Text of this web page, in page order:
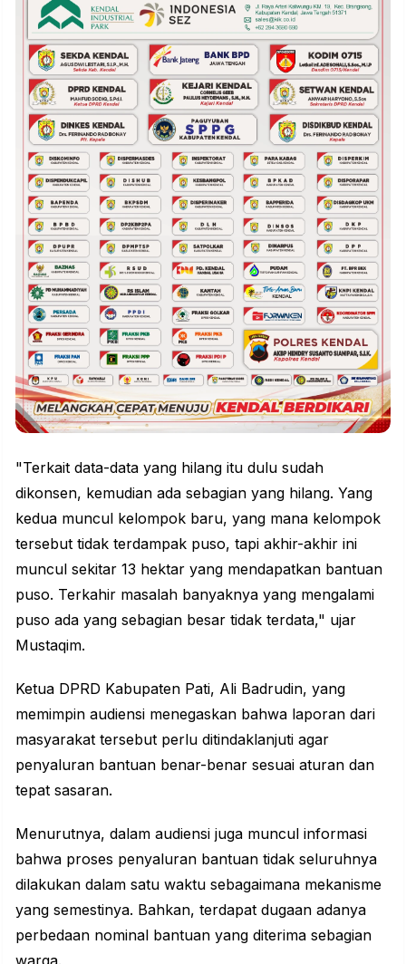
"Terkait data-data yang hilang itu dulu sudah
dikonsen, kemudian ada sebagian yang hilang. Yang
kedua muncul kelompok baru, yang mana kelompok
tersebut tidak terdampak puso, tapi akhir-akhir ini
muncul sekitar 13 hektar yang mendapatkan bantuan
puso. Terkahir masalah banyaknya yang mengalami
puso ada yang sebagian besar tidak terdata," ujar
Mustaqim.
Ketua DPRD Kabupaten Pati, Ali Badrudin, yang
memimpin audiensi menegaskan bahwa laporan dari
masyarakat tersebut perlu ditindaklanjuti agar
penyaluran bantuan benar-benar sesuai aturan dan
tepat sasaran.
Menurutnya, dalam audiensi juga muncul informasi
bahwa proses penyaluran bantuan tidak seluruhnya
dilakukan dalam satu waktu sebagaimana mekanisme
yang semestinya. Bahkan, terdapat dugaan adanya
perbedaan nominal bantuan yang diterima sebagian
warga.